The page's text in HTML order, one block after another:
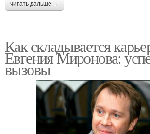
читать дальше →
Как складывается
Евгения Миронова:
вызовы